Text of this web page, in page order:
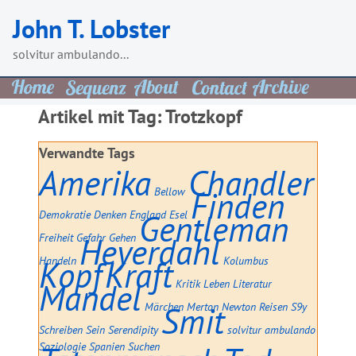
content
John T. Lobster
solvitur ambulando...
Artikel mit Tag:Trotzkopf
Verwandte Tags
Amerika Bellow Chandler
Demokratie Denken England Esel Finden
Freiheit Gefahr Gehen Gentleman
Handeln Heyerdahl Kolumbus
KopfKraft Kritik Leben Literatur
Mandel Märchen Merton Newton Reisen S9y
Schreiben Sein Serendipity Smit solvitur ambulando
Soziologie Spanien Suchen